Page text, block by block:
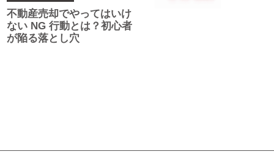
不動産売却でやってはいけ
ない NG 行動とは？初心者
が陥る落とし穴
ゲ